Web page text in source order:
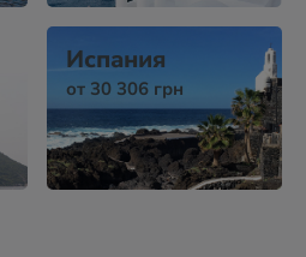
Испания
от 30 306 грн